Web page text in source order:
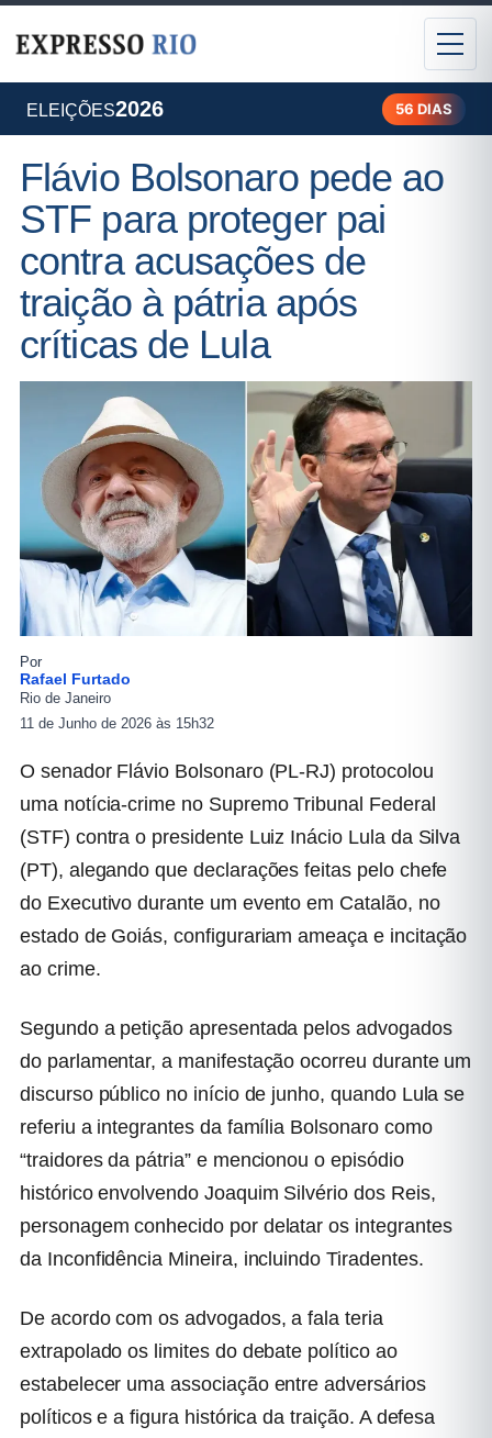
ELEIÇÕES2026 56 DIAS
Flávio Bolsonaro pede ao
STF para proteger pai
contra acusações de
traição à pátria após
críticas de Lula
Por
Rafael Furtado
Rio de Janeiro
11 de Junho de 2026 às 15h32
O senador Flávio Bolsonaro (PL-RJ) protocolou
uma notícia-crime no Supremo Tribunal Federal
(STF) contra o presidente Luiz Inácio Lula da Silva
(PT), alegando que declarações feitas pelo chefe
do Executivo durante um evento em Catalão, no
estado de Goiás, configurariam ameaça e incitação
ao crime.
Segundo a petição apresentada pelos advogados
do parlamentar, a manifestação ocorreu durante um
discurso público no início de junho, quando Lula se
referiu a integrantes da família Bolsonaro como
“traidores da pátria” e mencionou o episódio
histórico envolvendo Joaquim Silvério dos Reis,
personagem conhecido por delatar os integrantes
da Inconfidência Mineira, incluindo Tiradentes.
De acordo com os advogados, a fala teria
extrapolado os limites do debate político ao
estabelecer uma associação entre adversários
políticos e a figura histórica da traição. A defesa